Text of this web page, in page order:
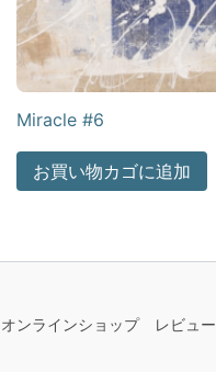
Miracle #6
お買い物カゴに追加
オンラインショップ レビュー